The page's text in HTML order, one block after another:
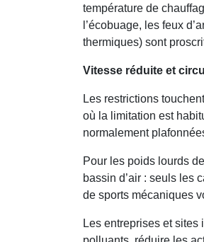
température de
l’écobuage, les feux
thermiques) sont
Vitesse réduite et
Les restrictions
où la limitation est
normalement
Pour les poids lourds
bassin d’air : seuls les
de sports mécaniques
Les entreprises et